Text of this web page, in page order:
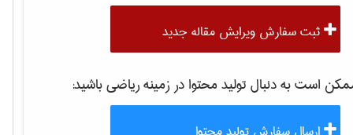
ثبت سفارش ویرایش مقاله جدید
است به دنبال تولید محتوا در زمینهرياضیباشید: